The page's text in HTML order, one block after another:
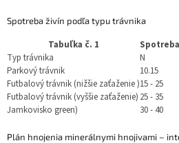
Spotreba živín podľa typu trávnika
Tabuľka č. 1
Typ trávnika
N
Parkový trávnik
10.15
Futbalový trávnik (nižšie zaťaženie )15 - 25
Futbalový trávnik (vyššie zaťaženie) 25 - 35
Jamkovisko green)
30 - 40
Plán hnojenia minerálnymi hnojivami –